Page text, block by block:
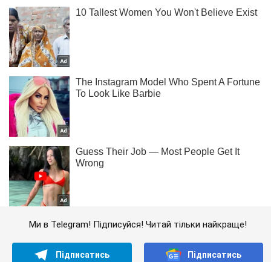
Ми в Telegram! Підписуйся! Читай тільки найкраще!
Підписатись Підписатись